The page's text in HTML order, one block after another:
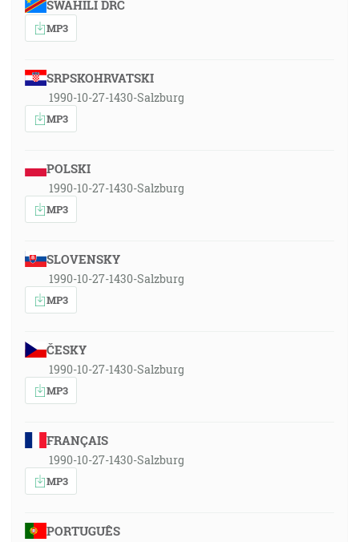
SWAHILI DRC
MP3
SRPSKOHRVATSKI
1990-10-27-1430-Salzburg
MP3
POLSKI
1990-10-27-1430-Salzburg
MP3
SLOVENSKY
1990-10-27-1430-Salzburg
MP3
ČESKY
1990-10-27-1430-Salzburg
MP3
FRANÇAIS
1990-10-27-1430-Salzburg
MP3
PORTUGUÊS